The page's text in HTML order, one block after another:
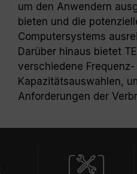
um den Anwendern
bieten und die
Computersystems
Darüber hinaus bietet
verschiedene Frequenz-
Kapazitätsauswahlen,
Anforderungen der